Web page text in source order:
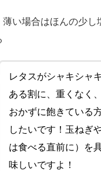
薄い場合はほんの少
レタスがシャキシャ
ある割に、重くなく
おかずに飽きている
したいです！玉ねぎ
は食べる直前に）を
味しいですよ！